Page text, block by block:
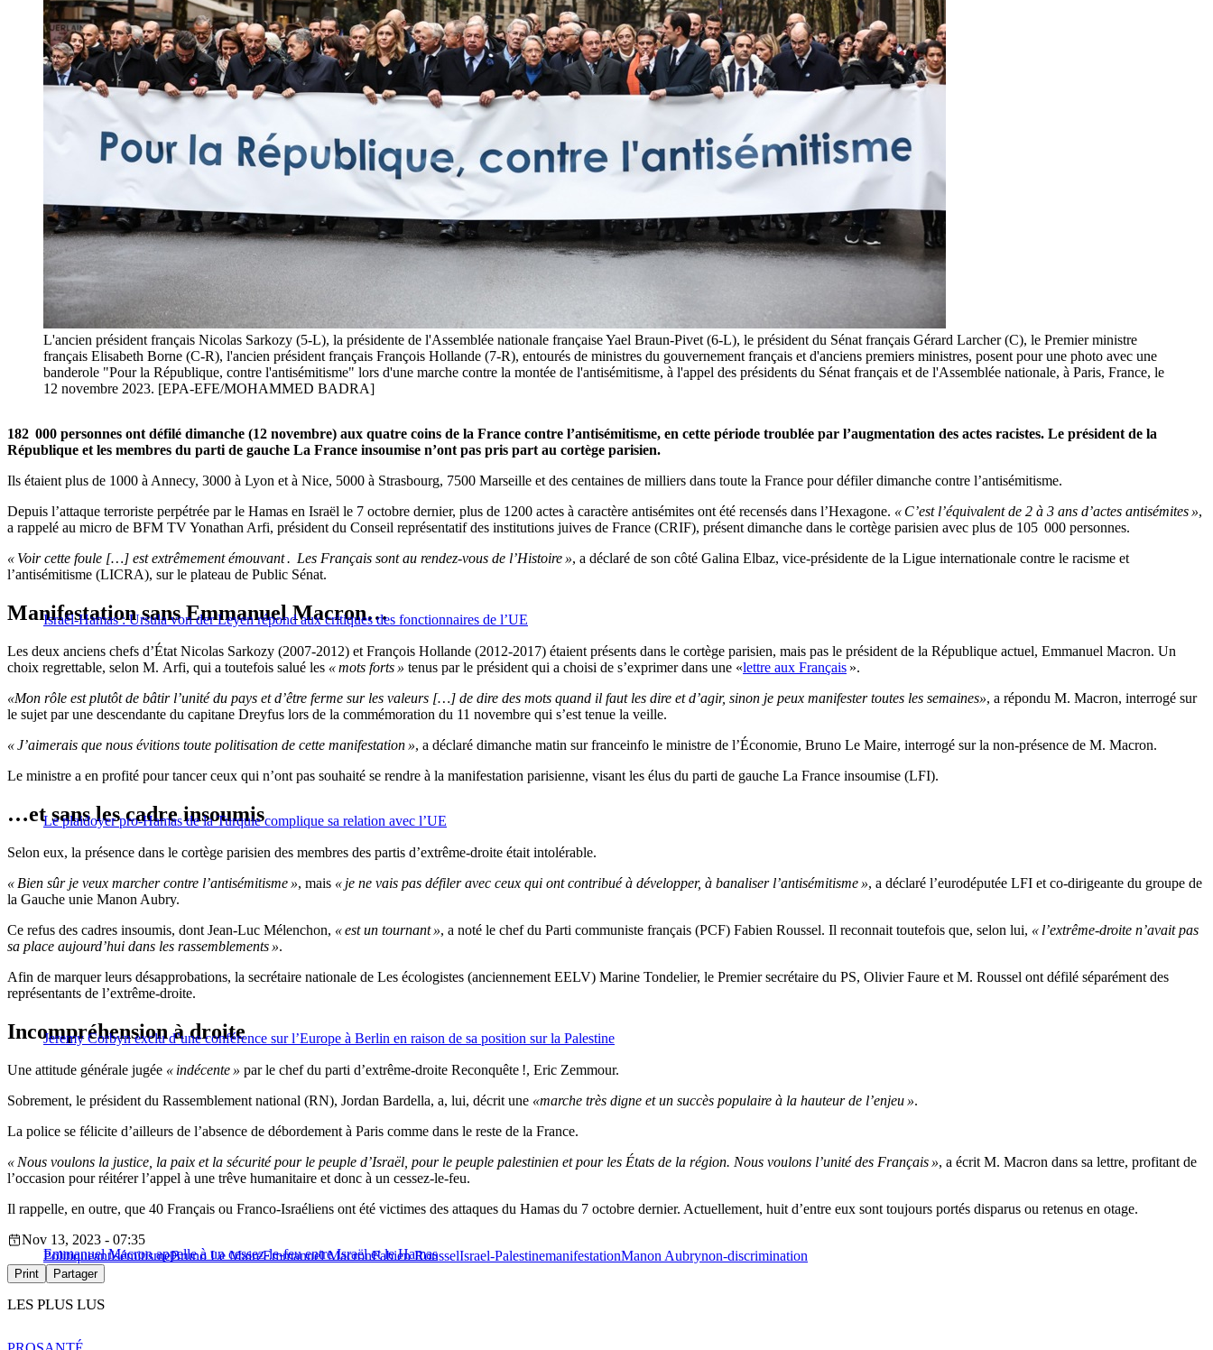
L'ancien président français Nicolas Sarkozy (5-L), la présidente de l'Assemblée nationale française Yael Braun-Pivet (6-L), le président du Sénat français Gérard Larcher (C), le Premier ministre
français Elisabeth Borne (C-R), l'ancien président français François Hollande (7-R), entourés de ministres du gouvernement français et d'anciens premiers ministres, posent pour une photo avec une
banderole "Pour la République, contre l'antisémitisme" lors d'une marche contre la montée de l'antisémitisme, à l'appel des présidents du Sénat français et de l'Assemblée nationale, à Paris, France, le
12 novembre 2023. [EPA-EFE/MOHAMMED BADRA]
182 000 personnes ont défilé dimanche (12 novembre) aux quatre coins de la France contre l’antisémitisme, en cette période troublée par l’augmentation des actes racistes. Le président de la
République et les membres du parti de gauche La France insoumise n’ont pas pris part au cortège parisien.
Ils étaient plus de 1000 à Annecy, 3000 à Lyon et à Nice, 5000 à Strasbourg, 7500 Marseille et des centaines de milliers dans toute la France pour défiler dimanche contre l’antisémitisme.
Depuis l’attaque terroriste perpétrée par le Hamas en Israël le 7 octobre dernier, plus de 1200 actes à caractère antisémites ont été recensés dans l’Hexagone. « C’est l’équivalent de 2 à 3 ans d’actes antisémites »,
a rappelé au micro de BFM TV Yonathan Arfi, président du Conseil représentatif des institutions juives de France (CRIF), présent dimanche dans le cortège parisien avec plus de 105 000 personnes.
« Voir cette foule […] est extrêmement émouvant . Les Français sont au rendez-vous de l’Histoire », a déclaré de son côté Galina Elbaz, vice-présidente de la Ligue internationale contre le racisme et
l’antisémitisme (LICRA), sur le plateau de Public Sénat.
Israël-Hamas : Ursula von der Leyen répond aux critiques des fonctionnaires de l’UE
Manifestation sans Emmanuel Macron…
Les deux anciens chefs d’État Nicolas Sarkozy (2007-2012) et François Hollande (2012-2017) étaient présents dans le cortège parisien, mais pas le président de la République actuel, Emmanuel Macron. Un
choix regrettable, selon M. Arfi, qui a toutefois salué les « mots forts » tenus par le président qui a choisi de s’exprimer dans une «lettre aux Français ».
«Mon rôle est plutôt de bâtir l’unité du pays et d’être ferme sur les valeurs […] de dire des mots quand il faut les dire et d’agir, sinon je peux manifester toutes les semaines», a répondu M. Macron, interrogé sur
le sujet par une descendante du capitane Dreyfus lors de la commémoration du 11 novembre qui s’est tenue la veille.
« J’aimerais que nous évitions toute politisation de cette manifestation », a déclaré dimanche matin sur franceinfo le ministre de l’Économie, Bruno Le Maire, interrogé sur la non-présence de M. Macron.
Le ministre a en profité pour tancer ceux qui n’ont pas souhaité se rendre à la manifestation parisienne, visant les élus du parti de gauche La France insoumise (LFI).
Le plaidoyer pro-Hamas de la Turquie complique sa relation avec l’UE
…et sans les cadre insoumis
Selon eux, la présence dans le cortège parisien des membres des partis d’extrême-droite était intolérable.
« Bien sûr je veux marcher contre l’antisémitisme », mais « je ne vais pas défiler avec ceux qui ont contribué à développer, à banaliser l’antisémitisme », a déclaré l’eurodéputée LFI et co-dirigeante du groupe de
la Gauche unie Manon Aubry.
Ce refus des cadres insoumis, dont Jean-Luc Mélenchon, « est un tournant », a noté le chef du Parti communiste français (PCF) Fabien Roussel. Il reconnait toutefois que, selon lui, « l’extrême-droite n’avait pas
sa place aujourd’hui dans les rassemblements ».
Afin de marquer leurs désapprobations, la secrétaire nationale de Les écologistes (anciennement EELV) Marine Tondelier, le Premier secrétaire du PS, Olivier Faure et M. Roussel ont défilé séparément des
représentants de l’extrême-droite.
Jeremy Corbyn exclu d’une conférence sur l’Europe à Berlin en raison de sa position sur la Palestine
Incompréhension à droite
Une attitude générale jugée « indécente » par le chef du parti d’extrême-droite Reconquête !, Eric Zemmour.
Sobrement, le président du Rassemblement national (RN), Jordan Bardella, a, lui, décrit une «marche très digne et un succès populaire à la hauteur de l’enjeu ».
La police se félicite d’ailleurs de l’absence de débordement à Paris comme dans le reste de la France.
« Nous voulons la justice, la paix et la sécurité pour le peuple d’Israël, pour le peuple palestinien et pour les États de la région. Nous voulons l’unité des Français », a écrit M. Macron dans sa lettre, profitant de
l’occasion pour réitérer l’appel à une trêve humanitaire et donc à un cessez-le-feu.
Il rappelle, en outre, que 40 Français ou Franco-Israéliens ont été victimes des attaques du Hamas du 7 octobre dernier. Actuellement, huit d’entre eux sont toujours portés disparus ou retenus en otage.
Emmanuel Macron appelle à un cessez-le-feu entre Israël et le Hamas
Nov 13, 2023 - 07:35
PolitiqueantisémitismeBruno Le MaireEmmanuel MacronFabien RousselIsrael-PalestinemanifestationManon Aubrynon-discrimination
Print Partager
LES PLUS LUS